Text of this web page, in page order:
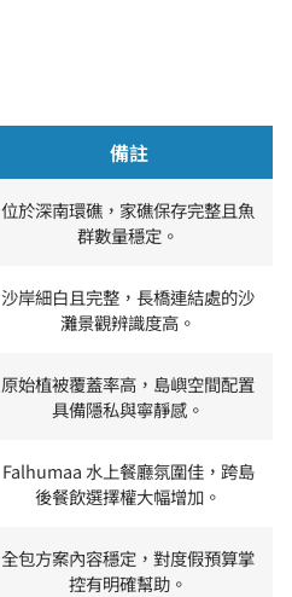
備註
位於深南環礁，家礁保存完整且魚
群數量穩定。
沙岸細白且完整，長橋連結處的沙
灘景觀辨識度高。
原始植被覆蓋率高，島嶼空間配置
具備隱私與寧靜感。
Falhumaa 水上餐廳氛圍佳，跨島
後餐飲選擇權大幅增加。
全包方案內容穩定，對度假預算掌
控有明確幫助。